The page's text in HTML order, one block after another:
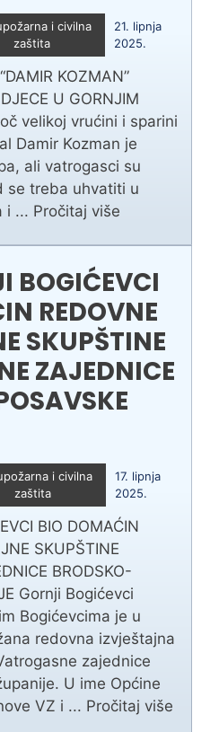
i civilna
zaštita
21. lipnja
2025.
KOZMAN”
U GORNJIM
velikoj vrućini i sparini
Damir Kozman je
ali vatrogasci su
se treba uhvatiti u
i ... Pročitaj više
BOGIĆEVCI
REDOVNE
SKUPŠTINE
ZAJEDNICE
i civilna
zaštita
17. lipnja
2025.
BIO DOMAĆIN
SKUPŠTINE
BRODSKO-
Gornji Bogićevci
Bogićevcima je u
redovna izvještajna
zajednice
U ime Općine
VZ i ... Pročitaj više